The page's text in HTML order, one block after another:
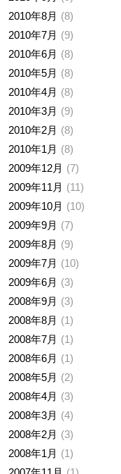
2010年8月
8
2010年7月
9
2010年6月
8
2010年5月
8
2010年4月
8
2010年3月
9
2010年2月
8
2010年1月
8
2009年12月
7
2009年11月
11
2009年10月
10
2009年9月
7
2009年8月
9
2009年7月
10
2009年6月
3
2008年9月
3
2008年8月
1
2008年7月
1
2008年6月
1
2008年5月
2
2008年4月
3
2008年3月
4
2008年2月
3
2008年1月
1